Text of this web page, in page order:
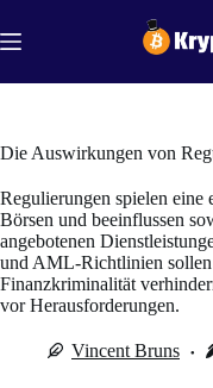
Inhalt
springen
Die Auswirkungen von
Regulierungen spielen
Börsen und beeinflussen
angebotenen
und AML-Richtlinien sollen
Finanzkriminalität
vor Herausforderungen.
Vincent Bruns